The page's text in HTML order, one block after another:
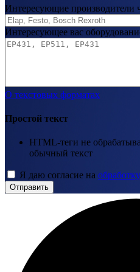
Интересующие производители
Интересующее вас
О текстовых форматах
Простой текст
HTML-теги не
обычный текст
Я даю согласие на
Отправить